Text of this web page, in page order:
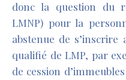
donc la question du
LMNP) pour la
abstenue de
qualifié de LMP, par
de cession